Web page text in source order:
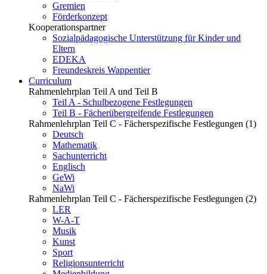
Gremien
Förderkonzept
Kooperationspartner
Sozialpädagogische Unterstützung für Kinder und
Eltern
EDEKA
Freundeskreis Wappentier
Curriculum
Rahmenlehrplan Teil A und Teil B
Teil A - Schulbezogene Festlegungen
Teil B - Fächerübergreifende Festlegungen
Rahmenlehrplan Teil C - Fächerspezifische Festlegungen (1)
Deutsch
Mathematik
Sachunterricht
Englisch
GeWi
NaWi
Rahmenlehrplan Teil C - Fächerspezifische Festlegungen (2)
LER
W-A-T
Musik
Kunst
Sport
Religionsunterricht